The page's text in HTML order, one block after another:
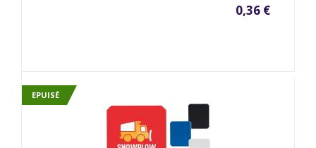
0,36 €
EPUISÉ